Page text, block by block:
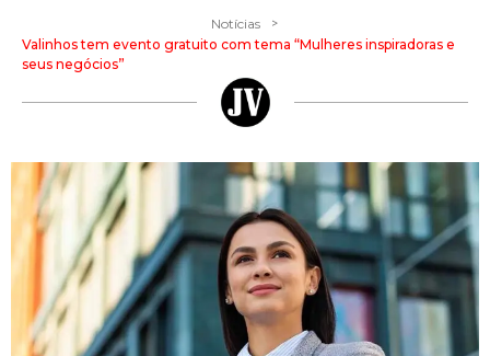
Notícias >
Valinhos tem evento gratuito com tema “Mulheres inspiradoras e
seus negócios”